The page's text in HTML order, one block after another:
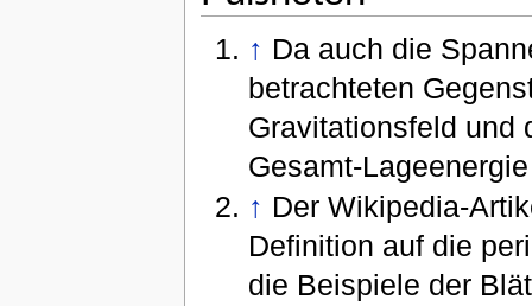
↑ Da auch die
betrachteten
Gravitationsfeld und
Gesamt-
↑ Der Wikipedia-
Definition auf die
die Beispiele der